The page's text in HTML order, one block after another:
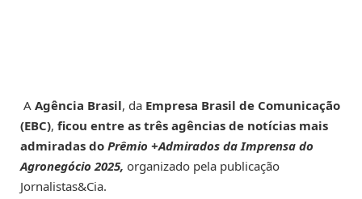
A Agência Brasil, da Empresa Brasil de Comunicação
(EBC), ficou entre as três agências de notícias mais
admiradas do Prêmio +Admirados da Imprensa do
Agronegócio 2025, organizado pela publicação
Jornalistas&Cia.